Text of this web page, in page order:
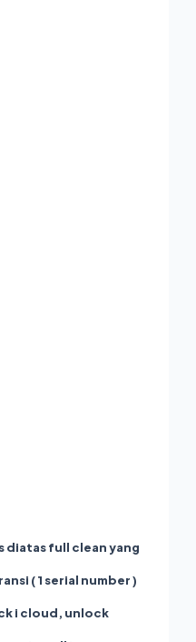
diatas full clean yang
( 1 serial number )
i cloud, unlock